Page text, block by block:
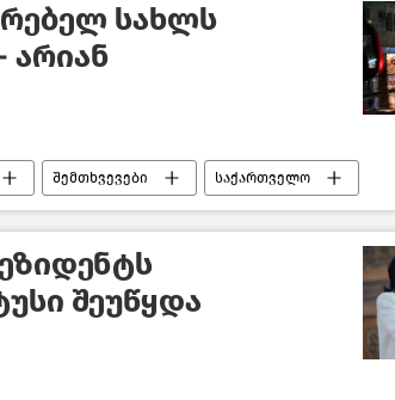
სახლს
არიან
შემთხვევები საქართველო
შეუწყდა